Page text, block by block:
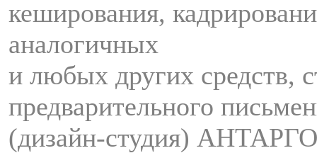
кеширования,
аналогичных
и любых других средств,
предварительного
(дизайн-студия)